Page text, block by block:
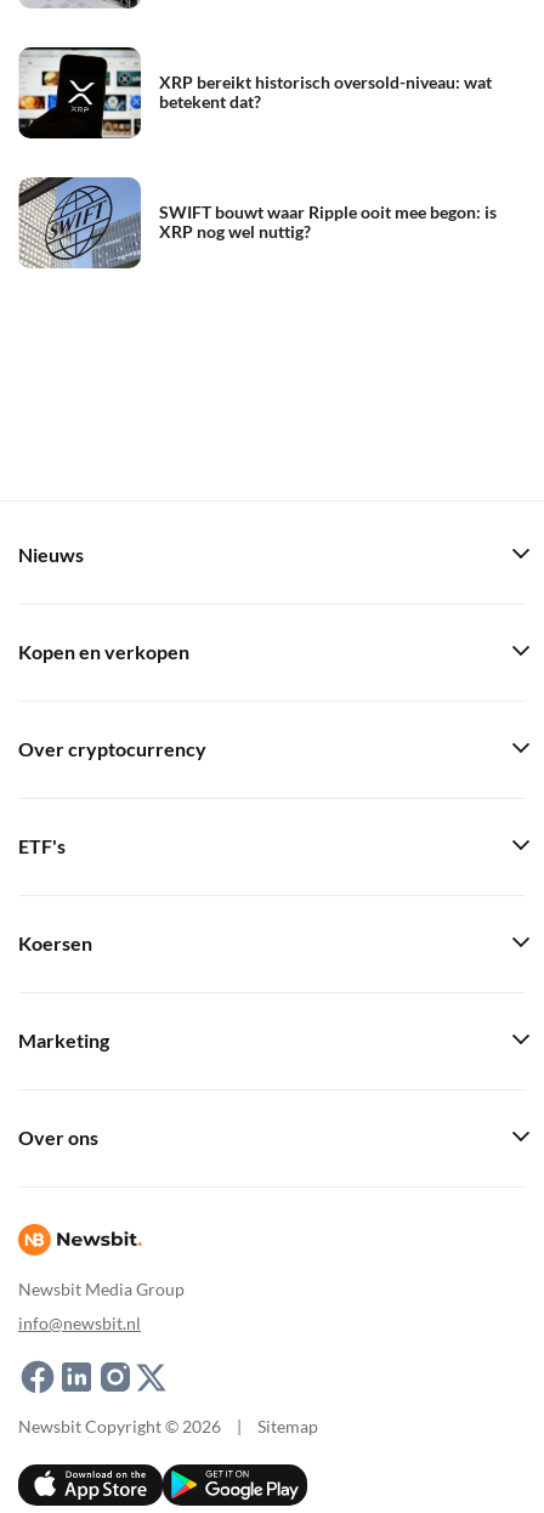
XRP bereikt historisch oversold-niveau: wat
betekent dat?
SWIFT bouwt waar Ripple ooit mee begon: is
XRP nog wel nuttig?
Newsbit Media Group
info@newsbit.nl
Nieuws
Kopen en verkopen
Over cryptocurrency
ETF's
Koersen
Marketing
Over ons
Newsbit Copyright © 2026 | Sitemap